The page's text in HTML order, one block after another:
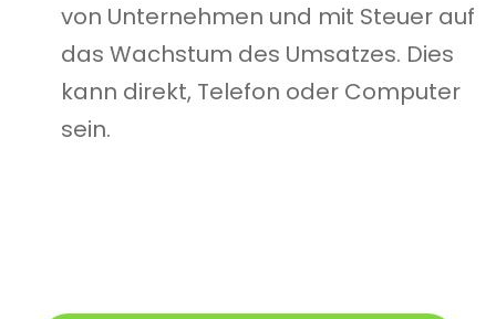
von Unternehmen und mit Steuer auf
das Wachstum des Umsatzes. Dies
kann direkt, Telefon oder Computer
sein.